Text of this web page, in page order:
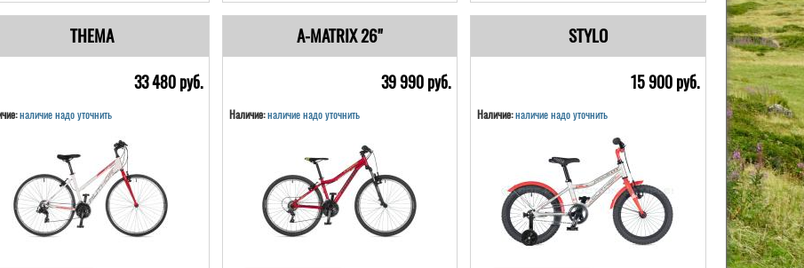
THEMA
33 480 pуб.
наличие надо уточнить
A-MATRIX 26"
39 990 pуб.
Наличие:наличие надо уточнить
STYLO
15 900 pуб.
Наличие:наличие надо уточнить